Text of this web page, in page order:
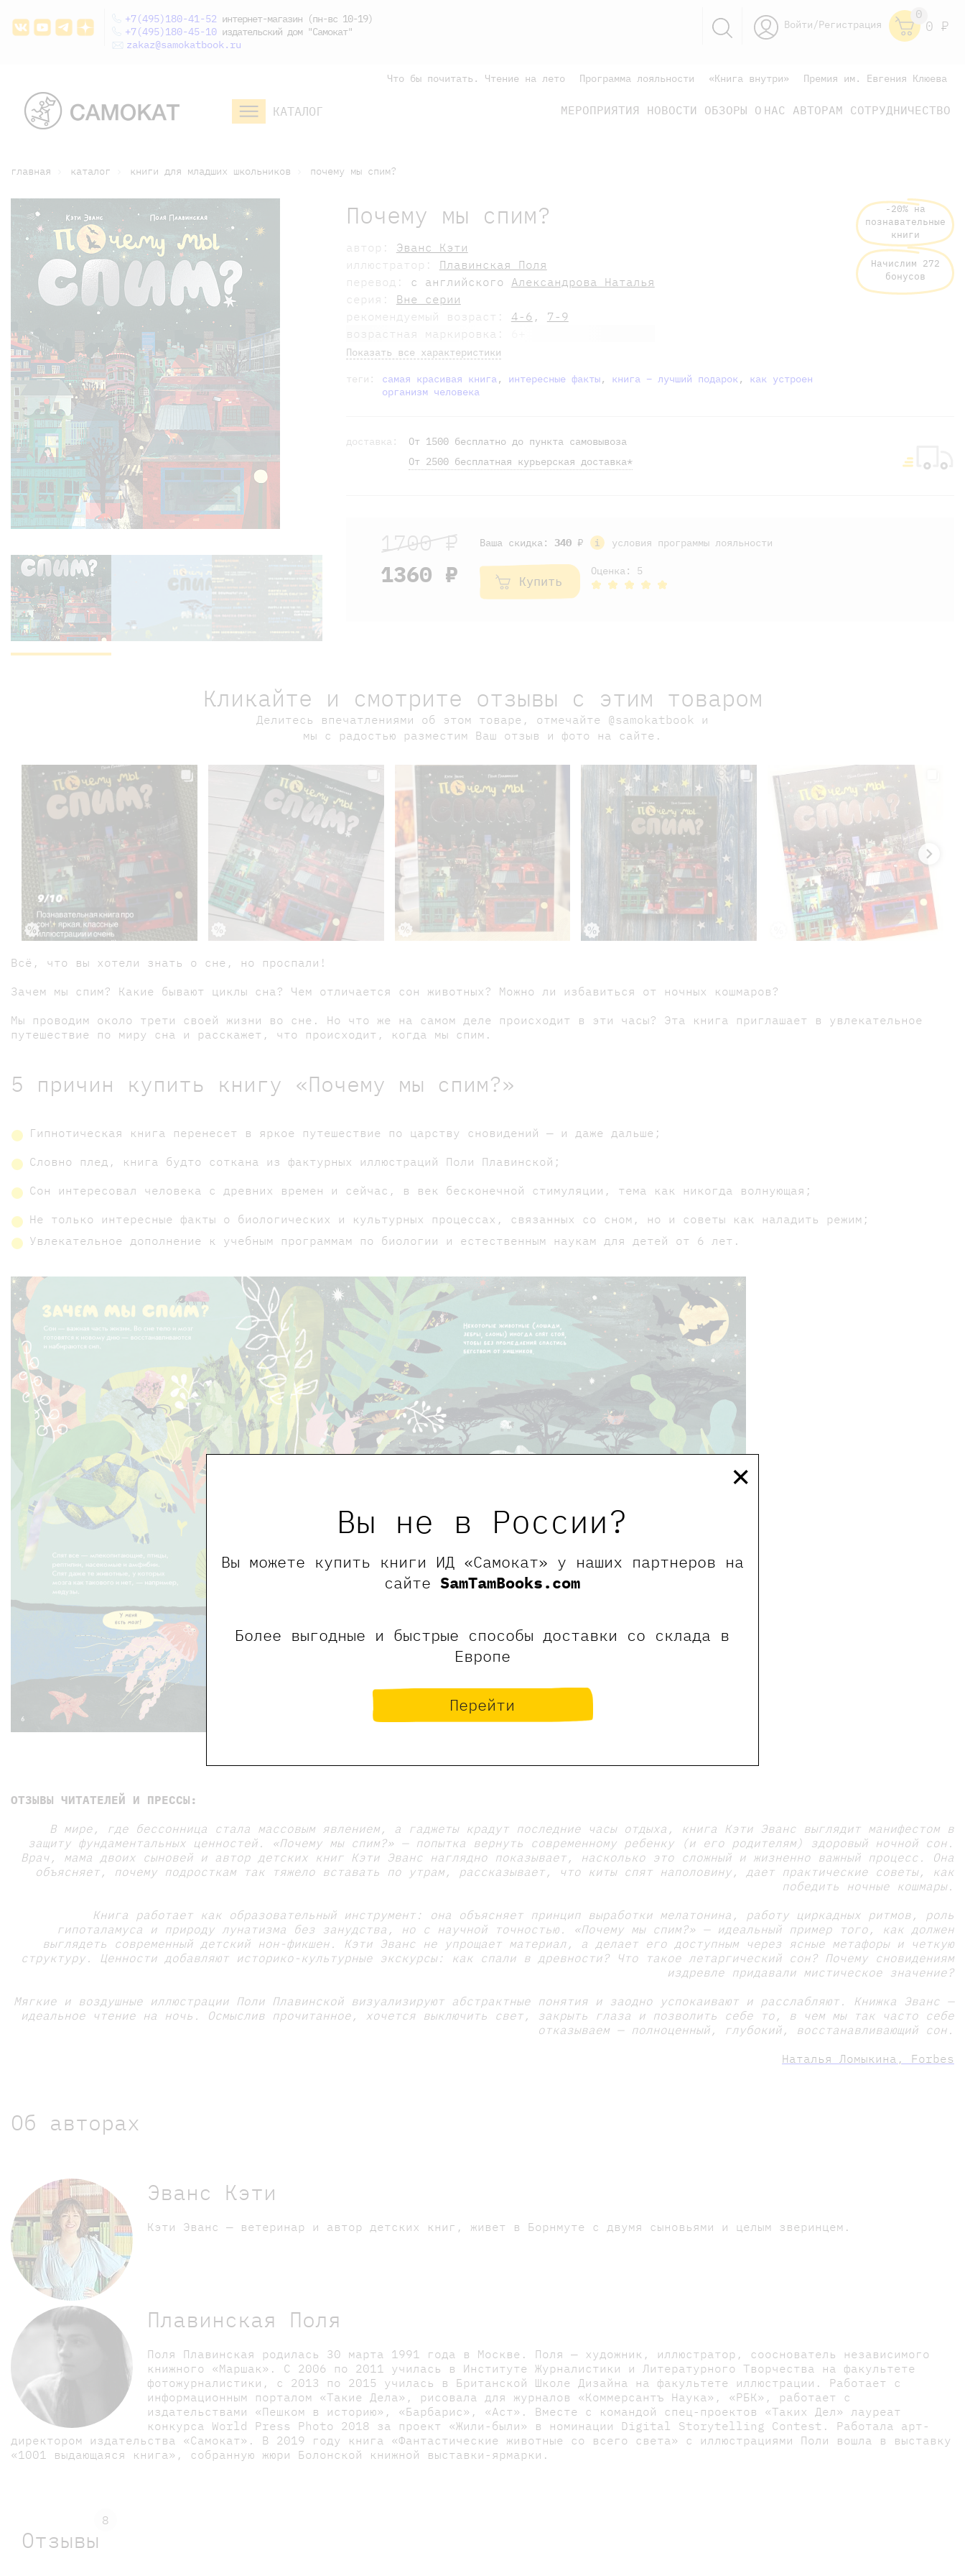
Вы не в России?
Вы можете купить книги ИД «Самокат» у наших партнеров на
сайтеSamTamBooks.com
Более выгодные и быстрые способы доставки со склада в
Европе
Перейти
×
+7(495)180-41-52 интернет-магазин (пн-вс 10-19)
+7(495)180-45-10 издательский дом "Самокат"
zakaz@samokatbook.ru
Войти/Регистрация
0
0 Р
Что бы почитать. Чтение на лето Программа лояльности «Книга внутри» Премия им. Евгения Клюева
КАТАЛОГ МЕРОПРИЯТИЯ НОВОСТИ ОБЗОРЫ О НАС АВТОРАМ СОТРУДНИЧЕСТВО
дошкольникам
главная каталог книги для младших школьников почему мы спим?
Почему мы спим?
автор: Эванс Кэти
иллюстратор: Плавинская Поля
перевод: с английского Александрова Наталья
серия: Вне серии
рекомендуемый возраст: 4-6 , 7-9
возрастная маркировка:
Показать все характеристики
-20% на
познавательные
книги
Начислим 272
бонусов
теги: самая красивая книга, интересные факты, книга – лучший подарок, как устроен
организм человека
доставка:
От 1500 бесплатно до пункта самовывоза
От 2500 бесплатная курьерская доставка*
1700 ₽ Ваша скидка: 340₽ условия программы лояльности
1360 ₽ Купить
Оценка: 5
Кликайте и смотрите отзывы с этим товаром
Делитесь впечатлениями об этом товаре, отмечайте @samokatbook и
мы с радостью разместим Ваш отзыв и фото на сайте.
Всё, что вы хотели знать о сне, но проспали!
Зачем мы спим? Какие бывают циклы сна? Чем отличается сон животных? Можно ли избавиться от ночных кошмаров?
Мы проводим около трети своей жизни во сне. Но что же на самом деле происходит в эти часы? Эта книга приглашает в увлекательное
путешествие по миру сна и расскажет, что происходит, когда мы спим.
5 причин купить книгу «Почему мы спим?»
Гипнотическая книга перенесет в яркое путешествие по царству сновидений — и даже дальше;
Словно плед, книга будто соткана из фактурных иллюстраций Поли Плавинской;
Сон интересовал человека с древних времен и сейчас, в век бесконечной стимуляции, тема как никогда волнующая;
Не только интересные факты о биологических и культурных процессах, связанных со сном, но и советы как наладить режим;
Увлекательное дополнение к учебным программам по биологии и естественным наукам для детей от 6 лет.
ОТЗЫВЫ ЧИТАТЕЛЕЙ И ПРЕССЫ:
В мире, где бессонница стала массовым явлением, а гаджеты крадут последние часы отдыха, книга Кэти Эванс выглядит манифестом в
защиту фундаментальных ценностей. «Почему мы спим?» — попытка вернуть современному ребенку (и его родителям) здоровый ночной сон.
Врач, мама двоих сыновей и автор детских книг Кэти Эванс наглядно показывает, насколько это сложный и жизненно важный процесс. Она
объясняет, почему подросткам так тяжело вставать по утрам, рассказывает, что киты спят наполовину, дает практические советы, как
победить ночные кошмары.
Книга работает как образовательный инструмент: она объясняет принцип выработки мелатонина, работу циркадных ритмов, роль
гипоталамуса и природу лунатизма без занудства, но с научной точностью. «Почему мы спим?» — идеальный пример того, как должен
выглядеть современный детский нон-фикшен. Кэти Эванс не упрощает материал, а делает его доступным через ясные метафоры и четкую
структуру. Ценности добавляют историко-культурные экскурсы: как спали в древности? Что такое летаргический сон? Почему сновидениям
издревле придавали мистическое значение?
Мягкие и воздушные иллюстрации Поли Плавинской визуализируют абстрактные понятия и заодно успокаивают и расслабляют. Книжка Эванс —
идеальное чтение на ночь. Осмыслив прочитанное, хочется выключить свет, закрыть глаза и позволить себе то, в чем мы так часто себе
отказываем — полноценный, глубокий, восстанавливающий сон.
Наталья Ломыкина, Forbes
Об авторах
Эванс Кэти
Кэти Эванс — ветеринар и автор детских книг, живет в Борнмуте с двумя сыновьями и целым зверинцем.
Плавинская Поля
Поля Плавинская родилась 30 марта 1991 года в Москве. Поля — художник, иллюстратор, сооснователь независимого
книжного «Маршак». С 2006 по 2011 училась в Институте Журналистики и Литературного Творчества на факультете
фотожурналистики, с 2013 по 2015 училась в Британской Школе Дизайна на факультете иллюстрации. Работает с
информационным порталом «Такие Дела», рисовала для журналов «Коммерсантъ Наука», «РБК», работает с
издательствами «Пешком в историю», «Барбарис», «Аст». Вместе с командой спец-проектов «Таких Дел» лауреат
конкурса World Press Photo 2018 за проект «Жили-были» в номинации Digital Storytelling Contest. Работала арт-
директором издательства «Самокат». В 2019 году книга «Фантастические животные со всего света» с иллюстрациями Поли вошла в выставку
«1001 выдающаяся книга», собранную жюри Болонской книжной выставки-ярмарки.
Отзывы
8